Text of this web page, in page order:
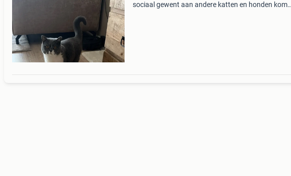
sociaal gewent aan andere katten en honden komt